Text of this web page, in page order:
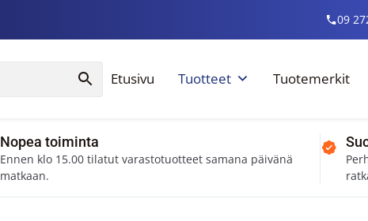
09
Etusivu Tuotteet Tuotemerkit
Nopea toiminta
Ennen klo 15.00 tilatut varastotuotteet samana päivänä
matkaan.